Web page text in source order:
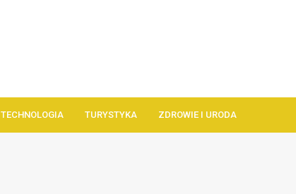
TECHNOLOGIA TURYSTYKA ZDROWIE I URODA